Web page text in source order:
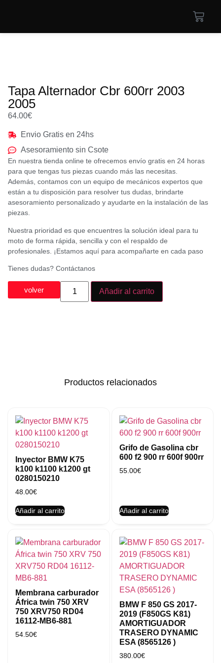
Tapa Alternador Cbr 600rr 2003
2005
64.00€
Envio Gratis en 24hs
Asesoramiento sin Csote
En nuestra tienda online te ofrecemos envío gratis en 24 horas
para que tengas tus piezas cuando más las necesitas.
Además, contamos con un equipo de mecánicos expertos que
están a tu disposición para resolver tus dudas, brindarte
asesoramiento personalizado y ayudarte en la instalación de las
piezas.
Nuestra prioridad es que encuentres la solución ideal para tu
moto de forma rápida, sencilla y con el respaldo de
profesionales. ¡Estamos aquí para acompañarte en cada paso
Tienes dudas? Contáctanos
volver Añadir al carrito
Productos relacionados
Inyector BMW K75
k100 k1100 k1200 gt
0280150210
48.00€
Añadir al carrito
Grifo de Gasolina cbr
600 f2 900 rr 600f 900rr
55.00€
Añadir al carrito
Membrana carburador
África twin 750 XRV
750 XRV750 RD04
16112-MB6-881
54.50€
BMW F 850 GS 2017-
2019 (F850GS K81)
AMORTIGUADOR
TRASERO DYNAMIC
ESA (8565126 )
380.00€